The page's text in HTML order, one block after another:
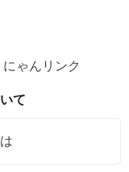
にゃんリンク
て